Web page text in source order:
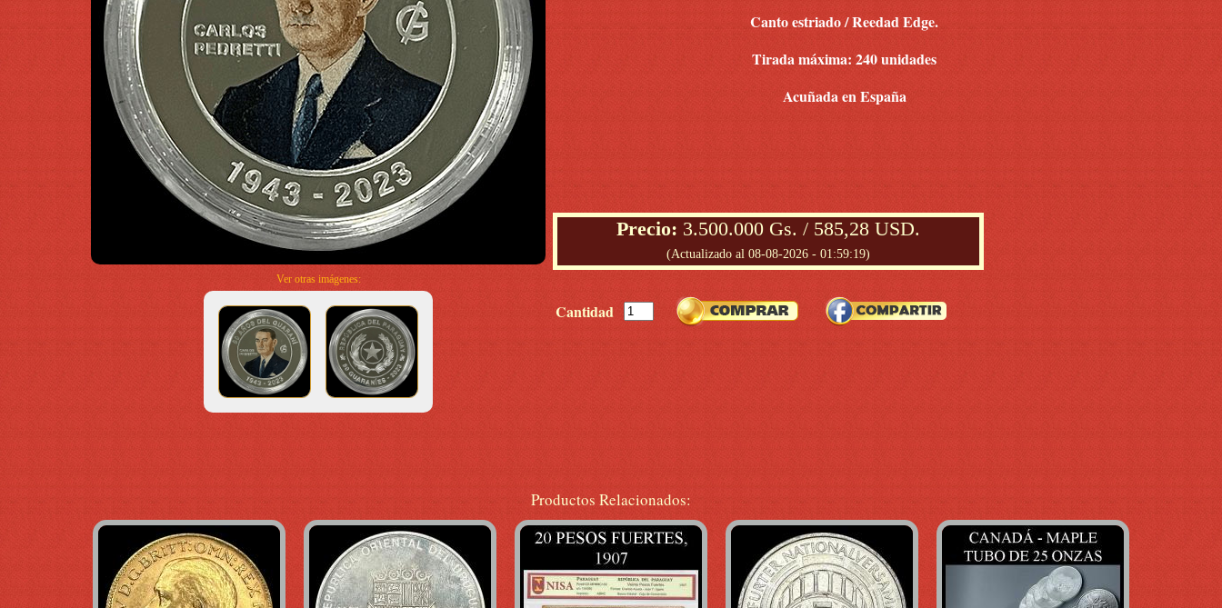
Ver otras imágenes:
Canto estriado / Reedad Edge.
Tirada máxima: 240 unidades
Acuñada en España
Precio: 3.500.000 Gs. / 585,28 USD.
(Actualizado al 08-08-2026 - 01:59:19)
Cantidad
Productos Relacionados: